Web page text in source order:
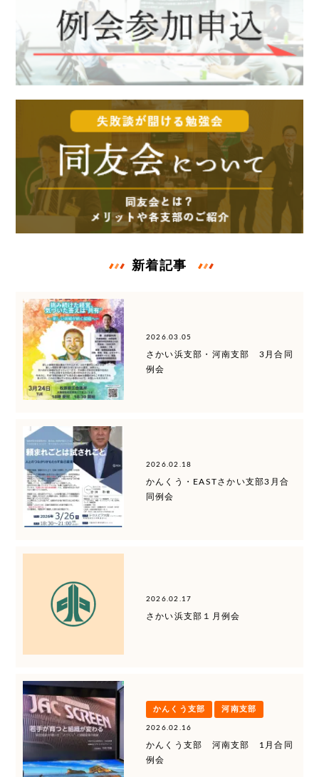
新着記事
2026.03.05
さかい浜支部・河南支部 3月合同
例会
2026.02.18
かんくう・EASTさかい支部3月合
同例会
2026.02.17
さかい浜支部１月例会
かんくう支部 河南支部
2026.02.16
かんくう支部 河南支部 1月合同
例会